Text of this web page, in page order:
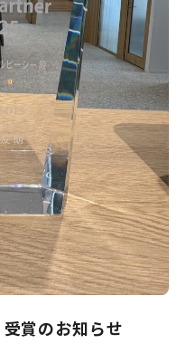
受賞のお知らせ